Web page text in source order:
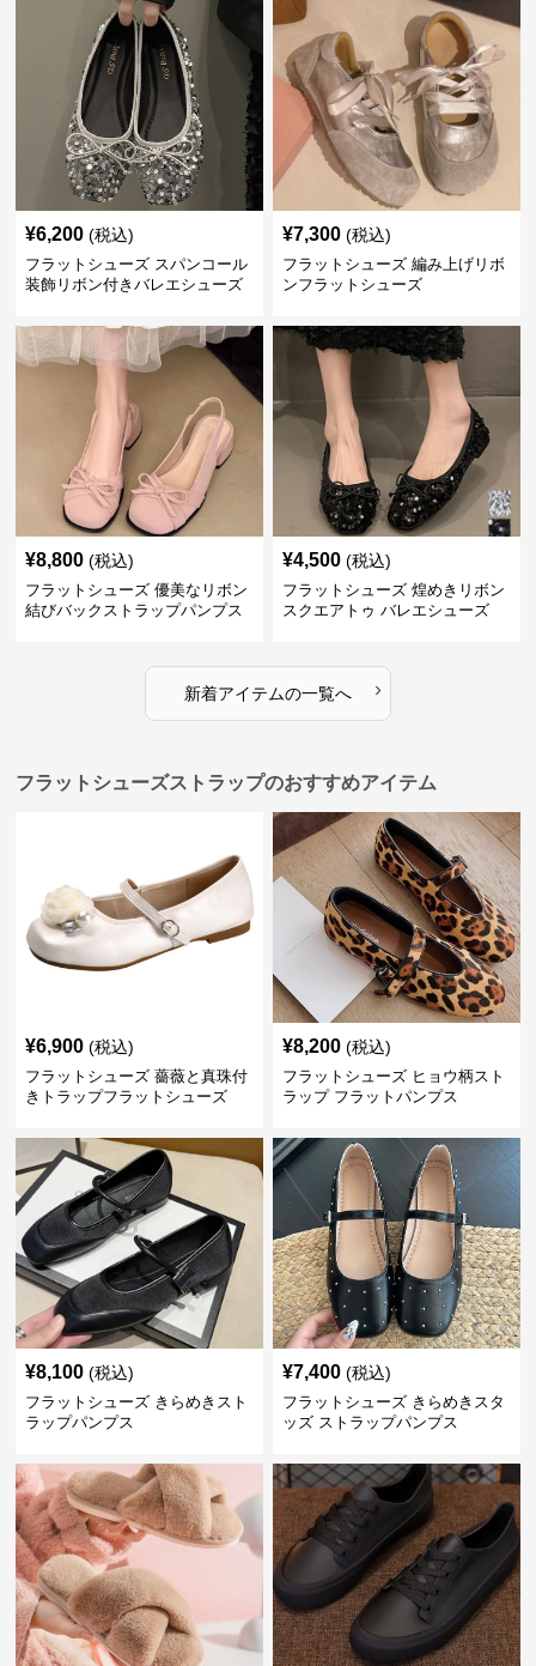
¥6,200 (税込)
フラットシューズ スパンコール
装飾リボン付きバレエシューズ
¥7,300 (税込)
フラットシューズ 編み上げリボ
ンフラットシューズ
¥8,800 (税込)
フラットシューズ 優美なリボン
結びバックストラップパンプス
¥4,500 (税込)
フラットシューズ 煌めきリボン
スクエアトゥ バレエシューズ
新着アイテムの一覧へ ›
フラットシューズストラップのおすすめアイテム
¥6,900 (税込)
フラットシューズ 薔薇と真珠付
きトラップフラットシューズ
¥8,200 (税込)
フラットシューズ ヒョウ柄スト
ラップ フラットパンプス
¥8,100 (税込)
フラットシューズ きらめきスト
ラップパンプス
¥7,400 (税込)
フラットシューズ きらめきスタ
ッズ ストラップパンプス